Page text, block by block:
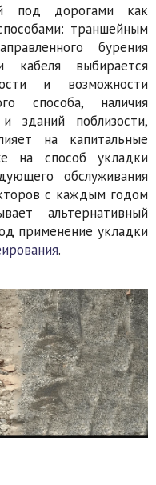
под дорогами как
траншейным
бурения
кабеля выбирается
и возможности
способа, наличия
зданий поблизости,
на капитальные
на способ укладки
обслуживания
с каждым годом
альтернативный
применение укладки
.